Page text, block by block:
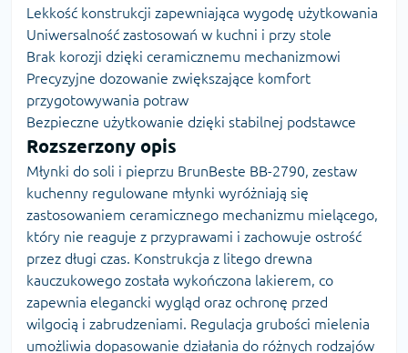
Lekkość konstrukcji zapewniająca wygodę użytkowania
Uniwersalność zastosowań w kuchni i przy stole
Brak korozji dzięki ceramicznemu mechanizmowi
Precyzyjne dozowanie zwiększające komfort
przygotowywania potraw
Bezpieczne użytkowanie dzięki stabilnej podstawce
Rozszerzony opis
Młynki do soli i pieprzu BrunBeste BB-2790, zestaw
kuchenny regulowane młynki wyróżniają się
zastosowaniem ceramicznego mechanizmu mielącego,
który nie reaguje z przyprawami i zachowuje ostrość
przez długi czas. Konstrukcja z litego drewna
kauczukowego została wykończona lakierem, co
zapewnia elegancki wygląd oraz ochronę przed
wilgocią i zabrudzeniami. Regulacja grubości mielenia
umożliwia dopasowanie działania do różnych rodzajów